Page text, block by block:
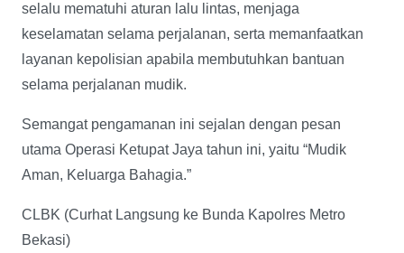
selalu mematuhi aturan lalu lintas, menjaga
keselamatan selama perjalanan, serta memanfaatkan
layanan kepolisian apabila membutuhkan bantuan
selama perjalanan mudik.
Semangat pengamanan ini sejalan dengan pesan
utama Operasi Ketupat Jaya tahun ini, yaitu “Mudik
Aman, Keluarga Bahagia.”
CLBK (Curhat Langsung ke Bunda Kapolres Metro
Bekasi)